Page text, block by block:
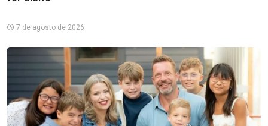
7 de agosto de 2026